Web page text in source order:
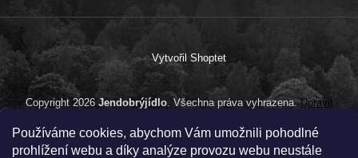
Používáme cookies, abychom Vám umožnili pohodlné
prohlížení webu a díky analýze provozu webu neustále
Vytvořil Shoptet
Copyright 2026 Jendobrýjídlo. Všechna práva vyhrazena.Upravit